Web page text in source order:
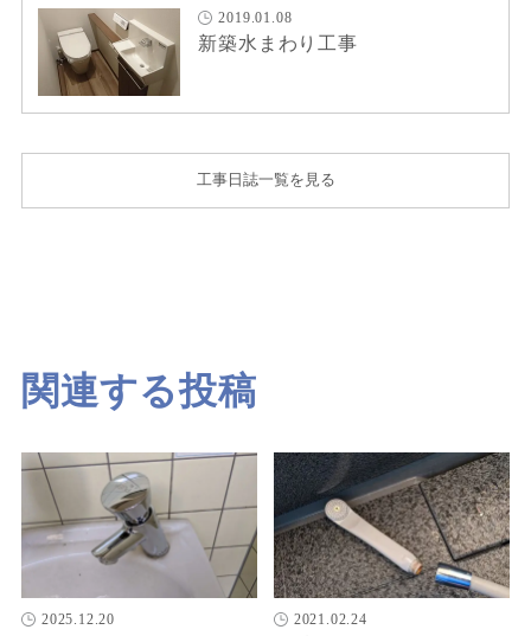
2019.01.08
新築水まわり工事
工事日誌一覧を見る
関連する投稿
2025.12.20 2021.02.24